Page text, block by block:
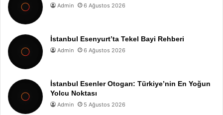
Admin 6 Ağustos 2026
İstanbul Esenyurt’ta Tekel Bayi Rehberi
Admin 6 Ağustos 2026
İstanbul Esenler Otogarı: Türkiye’nin En Yoğun
Yolcu Noktası
Admin 5 Ağustos 2026